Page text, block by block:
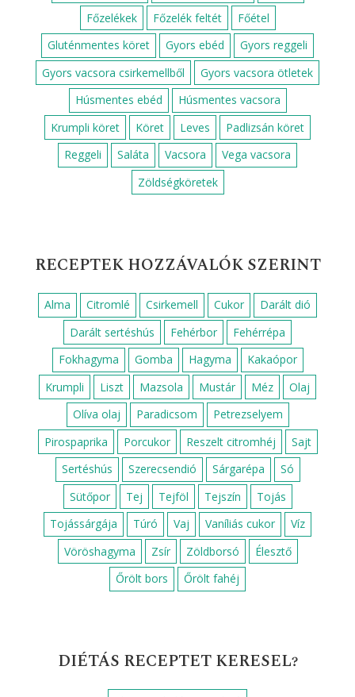
Főzelékek Főzelék feltét
Főétel
Gluténmentes köret
Gyors ebéd
Gyors reggeli
Gyors vacsora csirkemellből
Gyors vacsora ötletek
Húsmentes ebéd
Húsmentes vacsora
Krumpli köret
Köret Leves
Padlizsán köret
Reggeli
Saláta Vacsora
Vega vacsora
Zöldségköretek
RECEPTEK HOZZÁVALÓK SZERINT
Alma Citromlé Csirkemell Cukor
Darált dió
Darált sertéshús
Fehérbor
Fehérrépa
Fokhagyma
Gomba Hagyma
Kakaópor
Krumpli
Liszt Mazsola Mustár Méz
Olaj
Olíva olaj
Paradicsom
Petrezselyem
Pirospaprika
Porcukor Reszelt citromhéj
Sajt
Sertéshús
Szerecsendió Sárgarépa
Só
Sütőpor
Tej Tejföl Tejszín
Tojás
Tojássárgája
Túró Vaj Vaníliás cukor
Víz
Vöröshagyma
Zsír Zöldborsó
Élesztő
Őrölt bors
Őrölt fahéj
DIÉTÁS RECEPTET KERESEL?